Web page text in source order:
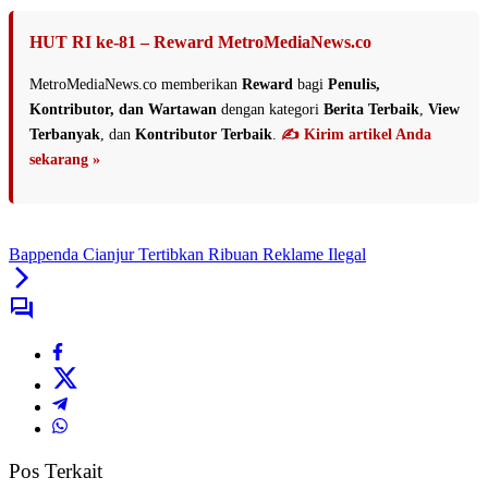
HUT RI ke-81 – Reward MetroMediaNews.co
MetroMediaNews.co memberikan Reward bagi Penulis,
Kontributor, dan Wartawan dengan kategori Berita Terbaik View
Terbanyak , dan Kontributor Terbaik ✍️ Kirim artikel Anda
sekarang »
Bappenda Cianjur Tertibkan Ribuan Reklame Ilegal
Pos Terkait